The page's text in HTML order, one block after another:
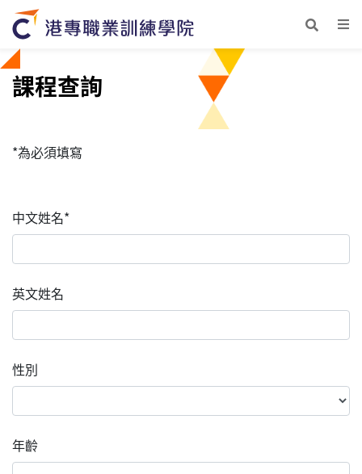
課程查詢
*為必須填寫
中文姓名*
英文姓名
性別
年齡